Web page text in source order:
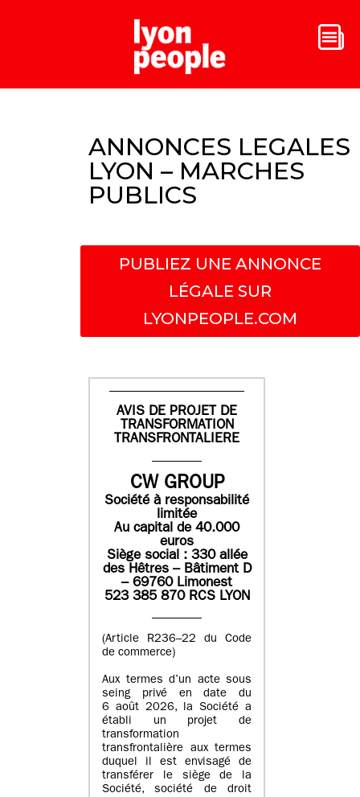
ANNONCES LEGALES
LYON – MARCHES
PUBLICS
PUBLIEZ UNE ANNONCE
LÉGALE SUR
LYONPEOPLE.COM
AVIS DE PROJET DE
TRANSFORMATION
TRANSFRONTALIERE
CW GROUP
Société à responsabilité
limitée
Au capital de 40.000
euros
Siège social : 330 allée
des Hêtres – Bâtiment D
– 69760 Limonest
523 385 870 RCS LYON
(Article R236–22 du Code
de commerce)
Aux termes d’un acte sous
seing privé en date du
6 août 2026, la Société a
établi un projet de
transformation
transfrontalière aux termes
duquel il est envisagé de
transférer le siège de la
Société, société de droit